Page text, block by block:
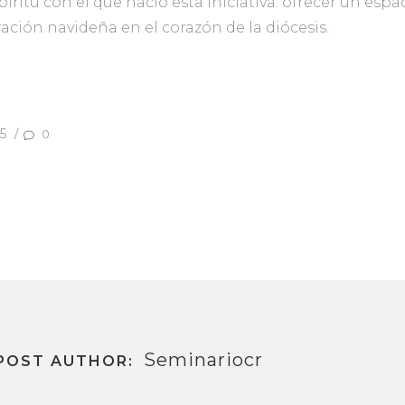
navideña en el corazón de la diócesis.
/ 0
AUTHOR: Seminariocr